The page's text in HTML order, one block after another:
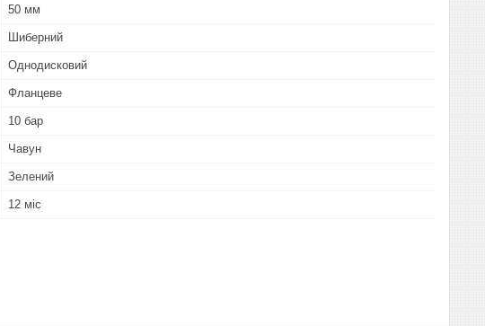
50 мм
Шиберний
Однодисковий
Фланцеве
10 бар
Чавун
Зелений
12 міс